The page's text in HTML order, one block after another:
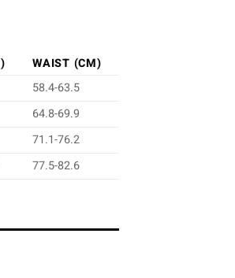
) WAIST (CM)
58.4-63.5
64.8-69.9
71.1-76.2
77.5-82.6